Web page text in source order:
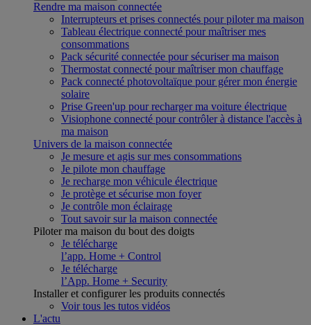
Rendre ma maison connectée
Interrupteurs et prises connectés pour piloter ma maison
Tableau électrique connecté pour maîtriser mes
consommations
Pack sécurité connectée pour sécuriser ma maison
Thermostat connecté pour maîtriser mon chauffage
Pack connecté photovoltaïque pour gérer mon énergie
solaire
Prise Green'up pour recharger ma voiture électrique
Visiophone connecté pour contrôler à distance l'accès à
ma maison
Univers de la maison connectée
Je mesure et agis sur mes consommations
Je pilote mon chauffage
Je recharge mon véhicule électrique
Je protège et sécurise mon foyer
Je contrôle mon éclairage
Tout savoir sur la maison connectée
Piloter ma maison du bout des doigts
Je télécharge
l’app. Home + Control
Je télécharge
l’App. Home + Security
Installer et configurer les produits connectés
Voir tous les tutos vidéos
L'actu